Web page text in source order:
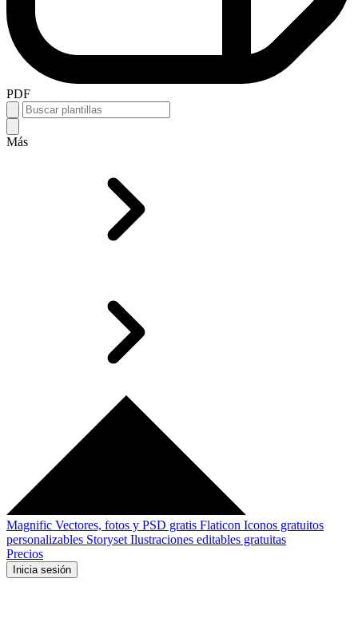
PDF
Más
Magnific Vectores, fotos y PSD gratis Flaticon Iconos gratuitos
personalizables Storyset Ilustraciones editables gratuitas
Precios
Inicia sesión